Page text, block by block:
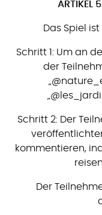
Das Spiel
Schritt 1: Um an
der
Schritt 2: Der
kommentieren,
Der